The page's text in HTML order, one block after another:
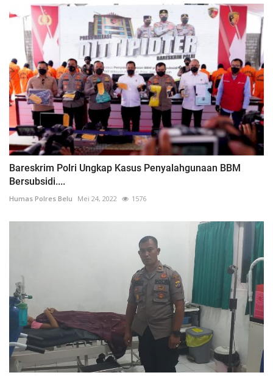
Bareskrim Polri Ungkap Kasus Penyalahgunaan BBM
Bersubsidi....
Humas Polres Belu Mei 24, 2022 1576